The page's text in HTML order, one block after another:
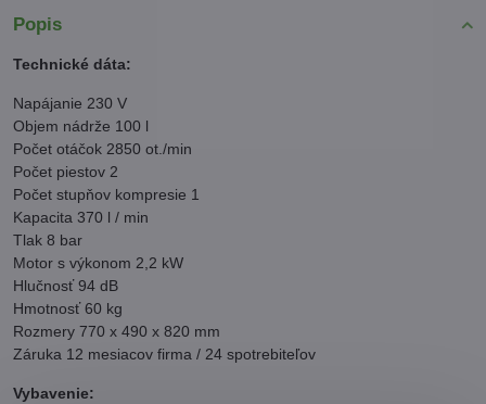
Popis
Technické dáta:
Napájanie 230 V
Objem nádrže 100 l
Počet otáčok 2850 ot./min
Počet piestov 2
Počet stupňov kompresie 1
Kapacita 370 l / min
Tlak 8 bar
Motor s výkonom 2,2 kW
Hlučnosť 94 dB
Hmotnosť 60 kg
Rozmery 770 x 490 x 820 mm
Záruka 12 mesiacov firma / 24 spotrebiteľov
Vybavenie: